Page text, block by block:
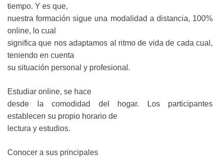
tiempo. Y es que,
nuestra formación sigue una modalidad a distancia, 100%
online, lo cual
significa que nos adaptamos al ritmo de vida de cada cual,
teniendo en cuenta
su situación personal y profesional.
Estudiar online, se hace
desde la comodidad del hogar. Los participantes
establecen su propio horario de
lectura y estudios.
Conocer a sus principales